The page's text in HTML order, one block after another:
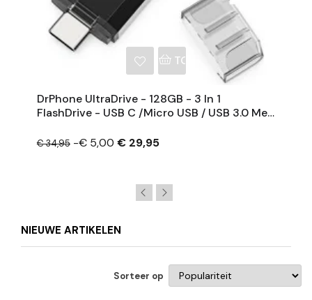
TOEVOEGEN AAN
DrPhone UltraDrive - 128GB - 3 In 1
FlashDrive - USB C /Micro USB / USB 3.0 Met
€ 34,95 -€ 5,00 € 29,95
NIEUWE ARTIKELEN
Sorteer op